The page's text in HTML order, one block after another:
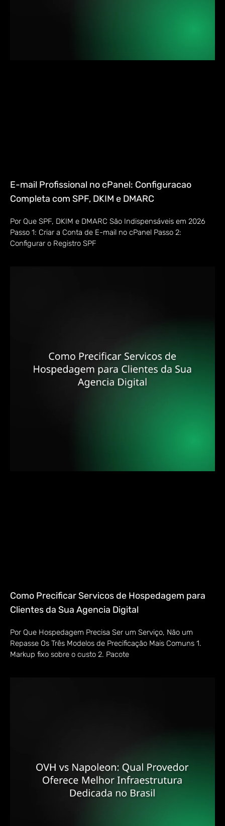
E-mail Profissional no cPanel: Configuracao
Completa com SPF, DKIM e DMARC
Por Que SPF, DKIM e DMARC São Indispensáveis em 2026
Passo 1: Criar a Conta de E-mail no cPanel Passo 2:
Configurar o Registro SPF
Como Precificar Servicos de Hospedagem para
Clientes da Sua Agencia Digital
Por Que Hospedagem Precisa Ser um Serviço, Não um
Repasse Os Três Modelos de Precificação Mais Comuns 1.
Markup fixo sobre o custo 2. Pacote